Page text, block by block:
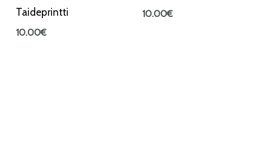
Taideprintti
10.00€
10.00€